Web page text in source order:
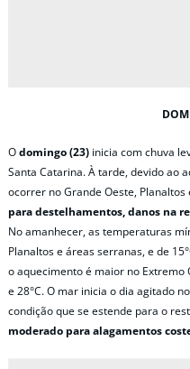
Odomingo (23) inicia com chuva
Santa Catarina. À tarde, devido ao
ocorrer no Grande Oeste, Planaltos
para destelhamentos, danos na
No amanhecer, as temperaturas
Planaltos e áreas serranas, e de
o aquecimento é maior no Extremo
e 28°C. O mar inicia o dia agitado
condição que se estende para o
moderado para alagamentos